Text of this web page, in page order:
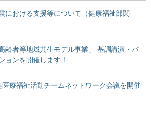
における支援等について（健康福祉部関
齢者等地域共生モデル事業」 基調講演・パ
ョンを開催します！
療福祉活動チームネットワーク会議を開催